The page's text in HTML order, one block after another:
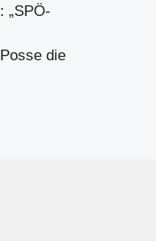
„SPÖ-
die